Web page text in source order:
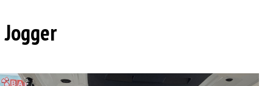
Jogger